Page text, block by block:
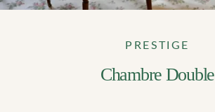
Chambre Double
PRESTIGE